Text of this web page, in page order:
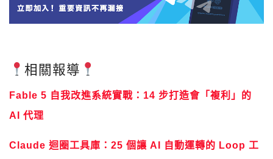
相關報導
Fable 5 自我改進系統實戰：14 步打造會「複利」的
AI 代理
Claude 迴圈工具庫：25 個讓 AI 自動運轉的 Loop 工